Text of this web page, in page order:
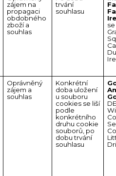
zájem na
propagaci
obdobného
zboží a
souhlas
trvání
souhlasu
Oprávněný
zájem a
souhlas
Konkrétní
doba uložení
u souboru
cookies se liší
podle
konkrétního
druhu cookie
souborů, po
dobu trvání
souhlasu